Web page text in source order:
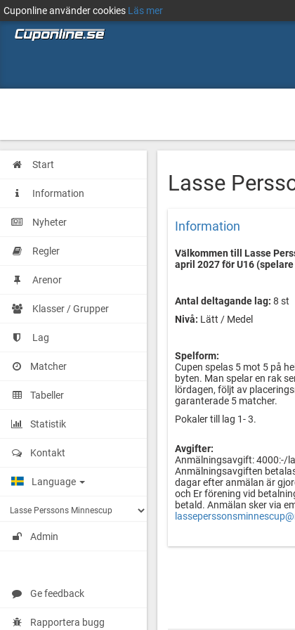
Cuponline använder cookies Läs mer
Start
Information
Nyheter
Regler
Arenor
Klasser / Grupper
Lag
Matcher
Tabeller
Statistik
Kontakt
Language
Admin
Ge feedback
Rapportera bugg
Lasse
Information
Välkommen till Lasse
april 2027 för U16
Antal deltagande lag: 8 st
Nivå: Lätt / Medel
Spelform:
Cupen spelas 5 mot 5 på
byten. Man spelar en rak
lördagen, följt av
garanterade 5 matcher.
Pokaler till lag 1- 3.
Avgifter:
Anmälningsavgift: 4000:-/
Anmälningsavgiften
dagar efter anmälan är
och Er förening vid
betald. Anmälan sker via
Deltagaravgift: